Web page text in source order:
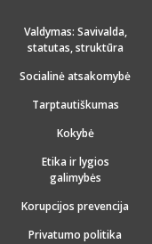
Valdymas: Savivalda,
statutas, struktūra
Socialinė atsakomybė
Tarptautiškumas
Kokybė
Etika ir lygios
galimybės
Korupcijos prevencija
Privatumo politika